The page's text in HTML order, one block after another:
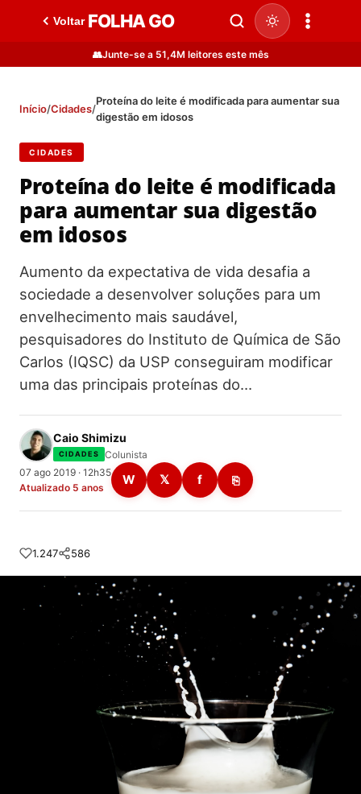
Voltar FOLHA GO
👥Junte-se a 51,4M leitores este mês
Início/Cidades/
Proteína do leite é modificada para aumentar sua
digestão em idosos
CIDADES
Proteína do leite é modificada
para aumentar sua digestão
em idosos
Aumento da expectativa de vida desafia a
sociedade a desenvolver soluções para um
envelhecimento mais saudável,
pesquisadores do Instituto de Química de São
Carlos (IQSC) da USP conseguiram modificar
uma das principais proteínas do…
Caio Shimizu
CIDADES
Colunista
07 ago 2019 · 12h35
Atualizado 5 anos
W 𝕏 f ⎘
1.247 586